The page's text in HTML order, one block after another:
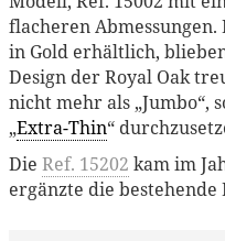
flacheren
in Gold erhältlich,
Design der Royal Oak
nicht mehr als „Jumbo“,
„Extra-Thin“
Die Ref. 15202 kam im
ergänzte die bestehende